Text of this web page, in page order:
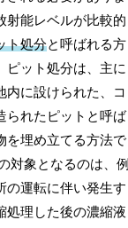
射能レベルが比較的
ト処分と呼ばれる方
ピット処分は、主に
内に設けられた、コ
られたピットと呼ば
を埋め立てる方法で
対象となるのは、例
の運転に伴い発生す
処理した後の濃縮液